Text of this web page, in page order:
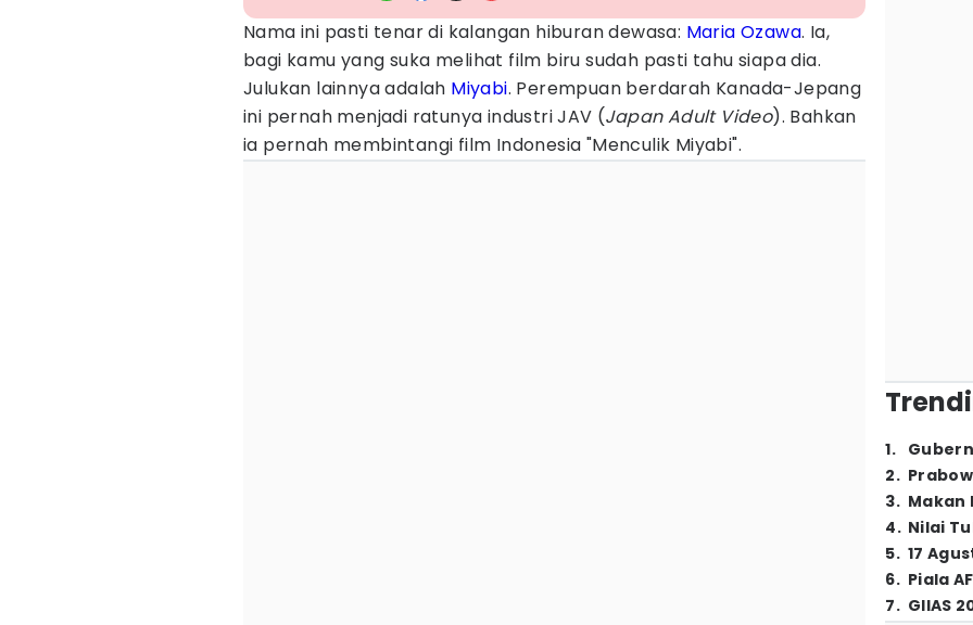
Nama ini pasti tenar di kalangan hiburan dewasa: Maria Ozawa. Ia,
bagi kamu yang suka melihat film biru sudah pasti tahu siapa dia.
Julukan lainnya adalah Miyabi. Perempuan berdarah Kanada-Jepang
ini pernah menjadi ratunya industri JAV (Japan Adult Video). Bahkan
ia pernah membintangi film Indonesia "Menculik Miyabi".
1.
2.
3. Makan
4. Nilai
5. 17
6. Piala
7. GIIAS